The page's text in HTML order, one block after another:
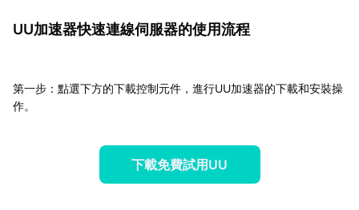
UU加速器快速連線伺服器的使用流程
第一步：點選下方的下載控制元件，進行UU加速器的下載和安裝操
作。
下載免費試用UU